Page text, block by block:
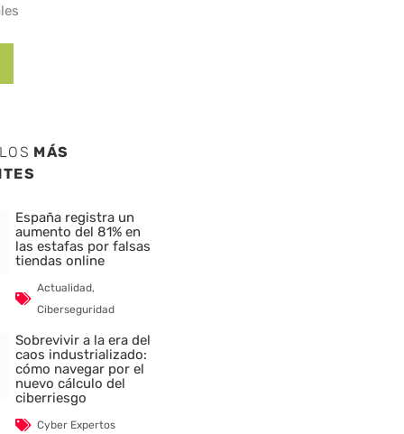
MÁS
España registra un
aumento del 81% en
las estafas por falsas
tiendas online
Actualidad,
Ciberseguridad
Sobrevivir a la era del
caos industrializado:
cómo navegar por el
nuevo cálculo del
ciberriesgo
Cyber Expertos